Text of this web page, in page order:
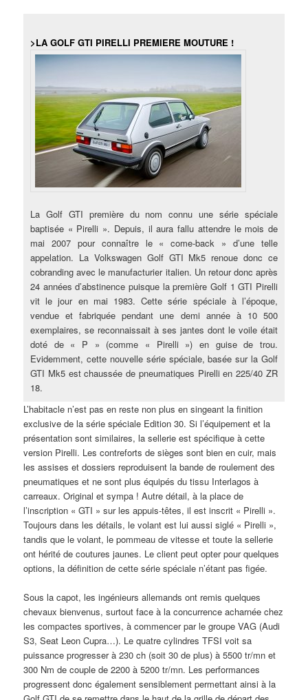
>LA GOLF GTI PIRELLI PREMIERE MOUTURE !
La Golf GTI première du nom connu une série spéciale
baptisée « Pirelli ». Depuis, il aura fallu attendre le mois de
mai 2007 pour connaître le « come-back » d’une telle
appelation. La Volkswagen Golf GTI Mk5 renoue donc ce
cobranding avec le manufacturier italien. Un retour donc après
24 années d’abstinence puisque la première Golf 1 GTI Pirelli
vit le jour en mai 1983. Cette série spéciale à l’époque,
vendue et fabriquée pendant une demi année à 10 500
exemplaires, se reconnaissait à ses jantes dont le voile était
doté de « P » (comme « Pirelli ») en guise de trou.
Evidemment, cette nouvelle série spéciale, basée sur la Golf
GTI Mk5 est chaussée de pneumatiques Pirelli en 225/40 ZR
18.
L’habitacle n’est pas en reste non plus en singeant la finition
exclusive de la série spéciale Edition 30. Si l’équipement et la
présentation sont similaires, la sellerie est spécifique à cette
version Pirelli. Les contreforts de sièges sont bien en cuir, mais
les assises et dossiers reproduisent la bande de roulement des
pneumatiques et ne sont plus équipés du tissu Interlagos à
carreaux. Original et sympa ! Autre détail, à la place de
l’inscription « GTI » sur les appuis-têtes, il est inscrit « Pirelli ».
Toujours dans les détails, le volant est lui aussi siglé « Pirelli »,
tandis que le volant, le pommeau de vitesse et toute la sellerie
ont hérité de coutures jaunes. Le client peut opter pour quelques
options, la définition de cette série spéciale n’étant pas figée.
Sous la capot, les ingénieurs allemands ont remis quelques
chevaux bienvenus, surtout face à la concurrence acharnée chez
les compactes sportives, à commencer par le groupe VAG (Audi
S3, Seat Leon Cupra…). Le quatre cylindres TFSI voit sa
puissance progresser à 230 ch (soit 30 de plus) à 5500 tr/mn et
300 Nm de couple de 2200 à 5200 tr/mn. Les performances
progressent donc également sensiblement permettant ainsi à la